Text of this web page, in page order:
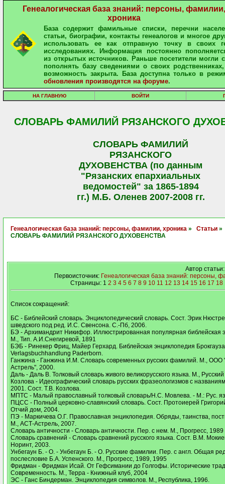
Генеалогическая база знаний: персоны, фамилии,
хроника
База содержит фамильные списки, перечни
статьи, биографии, контакты генеалогов и многое
использовать ее как отправную точку в своих
исследованиях. Информация постоянно
из открытых источников. Раньше посетители могли
пополнять базу сведениями о своих
возможность закрыта. База доступна только в
обновления производятся на форуме.
НА ГЛАВНУЮ ВОЙТИ
СЛОВАРЬ ФАМИЛИЙ РЯЗАНСКОГО
СЛОВАРЬ ФАМИЛИЙ
РЯЗАНСКОГО
ДУХОВЕНСТВА (по данным
"Рязанских епархиальных
ведомостей" за 1865-1894
гг.) М.Б. Оленев 2007-2008 гг.
Генеалогическая база знаний: персоны, фамилии, хроника » Статьи »
СЛОВАРЬ ФАМИЛИЙ РЯЗАНСКОГО ДУХОВЕНСТВА
Автор
Первоисточник: Генеалогическая база знаний: персоны,
Страницы: 1 2 3 4 5 6 7 8 9 10 11 12 13 14 15 16 17 18
Список сокращений:
БС - Библейский словарь. Энциклопедический словарь. Сост. Эрик
шведского под ред. И.С. Свенсона. С.-Пб, 2006.
БЭ - Архимандрит Никифор. Иллюстрированная популярная библейская
М., Тип. А.И.Снегиревой, 1891
БЭБ - Ринекер Фриц, Майер Герхард. Библейская энциклопедия
Verlagsbuchhandlung Paderborn.
Ганжина - Ганжина И.М. Словарь современных русских фамилий. М., ООО
Астрель", 2000.
Даль - Даль В. Толковый словарь живого великорусского языка. М.,
Козлова - Идеографический словарь русских фразеологизмов с
2001. Сост. Т.В. Козлова.
МПТС - Малый православный толковый словарь/Н.С. Мовлева. - М.: Рус.
ПЦСС - Полный церковно-славянский словарь. Сост. Протоиерей
Отчий дом, 2004.
ПЭ - Маркичева О.Г. Православная энциклопедия. Обряды, таинства,
М., АСТ-Астрель, 2007.
Словарь античности - Словарь античности. Пер. с нем. М., Прогресс, 1989
Словарь сравнений - Словарь сравнений русского языка. Сост. В.М.
Норинт, 2003.
Унбегаун Б. - О. - Унбегаун Б. - О. Русские фамилии. Пер. с англ. Общая
послесловие Б.А. Успенского. М., Прогресс, 1989, 1995
Фридман - Фридман Исай. От Гефсимании до Голгофы. Исторические
Современность. М., Терра - Книжный клуб, 2004
ЭС - Ганс Биндерман. Энциклопедия символов. М., Республика, 1996.